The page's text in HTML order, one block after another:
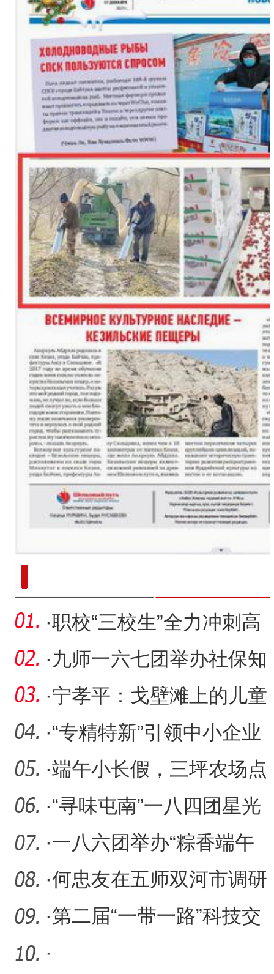
·职校“三校生”全力冲刺高
考
·九师一六七团举办社保知
识讲座
·宁孝平：戈壁滩上的儿童
节
·“专精特新”引领中小企业
高质量发展
·端午小长假，三坪农场点
燃农文旅融合热潮
·“寻味屯南”一八四团星光
夜市第三届美食大赛活动
·一八六团举办“粽香端午
文化传承”活动
·何忠友在五师双河市调研
·第二届“一带一路”科技交
流大会将在成都举办
·